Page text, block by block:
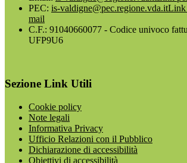
PEC: is-valdigne@pec.regione.vda.itLink
mail
C.F.: 91040660077 - Codice univoco
UFP9U6
Sezione Link Utili
Cookie policy
Note legali
Informativa Privacy
Ufficio Relazioni con il Pubblico
Dichiarazione di accessibilità
Obiettivi di accessibilità